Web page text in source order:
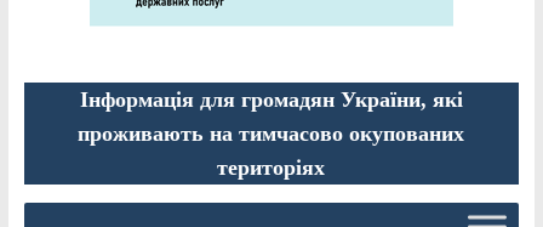
Інформація для громадян України, які
проживають на тимчасово окупованих
територіях